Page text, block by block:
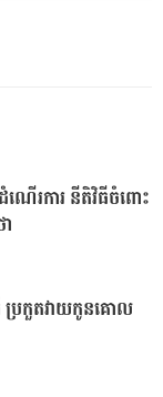
ើរការ នីតិវិធីចំពោះ
ប្រកួតវាយកូនគោល